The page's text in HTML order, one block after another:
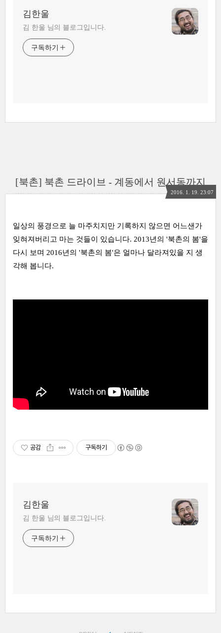
김한울
김 한울 님의 블로그입니다.
구독하기
[북촌] 북촌 드라이브 - 계동에서 원서동까지
2016. 1. 19. 23:07
일상의 풍경으로 늘 마주치지만 기록하지 않으면 어느샌가
잊혀져버리고 마는 것들이 있습니다. 2013년의 '북촌의 봄'을
다시 보며 2016년의 '북촌의 봄'은 얼마나 달라져있을 지 생
각해 봅니다.
공감 구독하기
김한울
김 한울 님의 블로그입니다.
구독하기